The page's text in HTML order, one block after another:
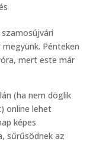
Pénteken
mert este már
(ha nem döglik
online lehet
képes
sűrűsödnek az